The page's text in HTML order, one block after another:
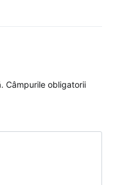
Câmpurile obligatorii